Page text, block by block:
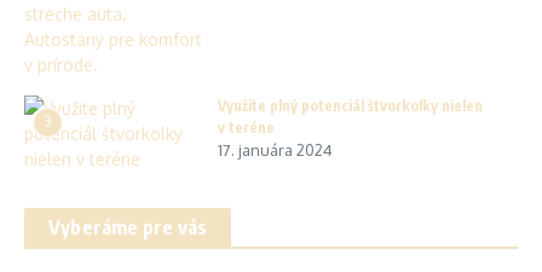
3
Využite plný potenciál štvorkolky nielen
v teréne
17. januára 2024
Vyberáme pre vás